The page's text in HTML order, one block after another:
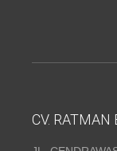
CV. RATMAN